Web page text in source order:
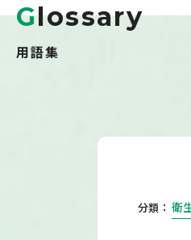
Glossary
用語集
分類： 衛